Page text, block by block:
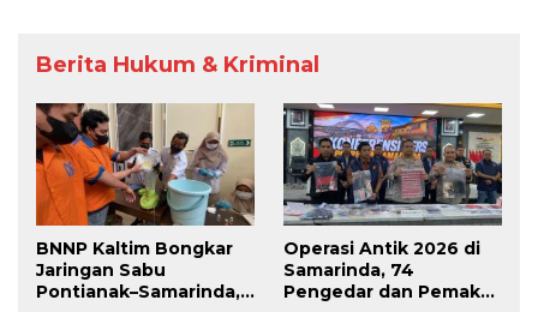
Berita Hukum & Kriminal
BNNP Kaltim Bongkar
Jaringan Sabu
Pontianak–Samarinda,
Operasi Antik 2026 di
Samarinda, 74
Pengedar dan Pemakai